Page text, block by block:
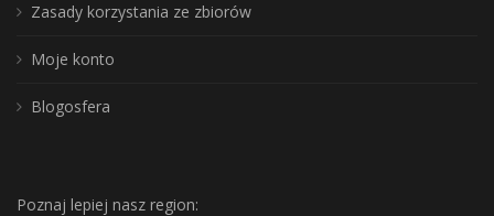
Zasady korzystania ze zbiorów
Moje konto
Blogosfera
Poznaj lepiej nasz region: